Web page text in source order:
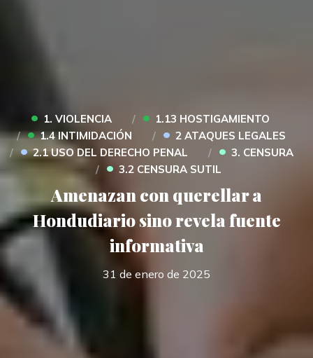
• 1. VIOLENCIA • 1.13 HOSTIGAMIENTO
• 1.4 INTIMIDACIÓN • 2 ATAQUES LEGALES
• 2.1 USO DEL DERECHO PENAL • 3. CENSURA
• 3.2 CENSURA SUTIL
Amenazan con querellar a
Hondudiario sino revela fuente
informativa
31 de enero de 2025